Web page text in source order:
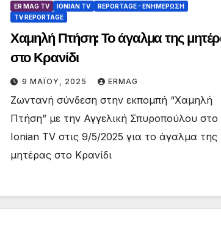
ER MAG TV IONIAN TV
REPORTAGE - EΝΗΜΈΡΩΣΗ
TV REPORTAGE
Χαμηλή Πτήση: Το άγαλμα της
στο Κρανίδι
9 ΜΑΪ́ΟΥ, 2025 ERMAG
Ζωντανή σύνδεση στην εκπομπή “Χαμηλή
Πτήση” με την Αγγελική Σπυροπούλου στο
Ionian TV στις 9/5/2025 για το άγαλμα της
μητέρας στο Κρανίδι